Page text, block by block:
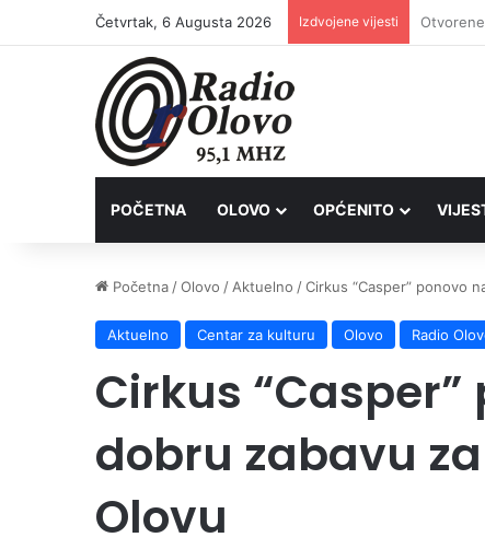
Četvrtak, 6 Augusta 2026 Izdvojene vijesti
POČETNA OLOVO OPĆENITO
Početna /Olovo / Aktuelno /Cirkus “Casper” ponovo
Aktuelno Centar za kulturu Olovo Radio
Cirkus
dobru zabavu
Olovu